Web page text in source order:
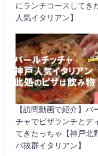
にランチコースしてき
人気イタリアン】
【訪問動画で紹介】バ
チャでピザランチとデ
てきたっちゃ【神戸北
パ抜群イタリアン】